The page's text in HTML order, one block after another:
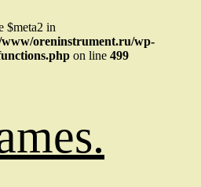
$meta2 in
oreninstrument.ru/wp-
on line 499